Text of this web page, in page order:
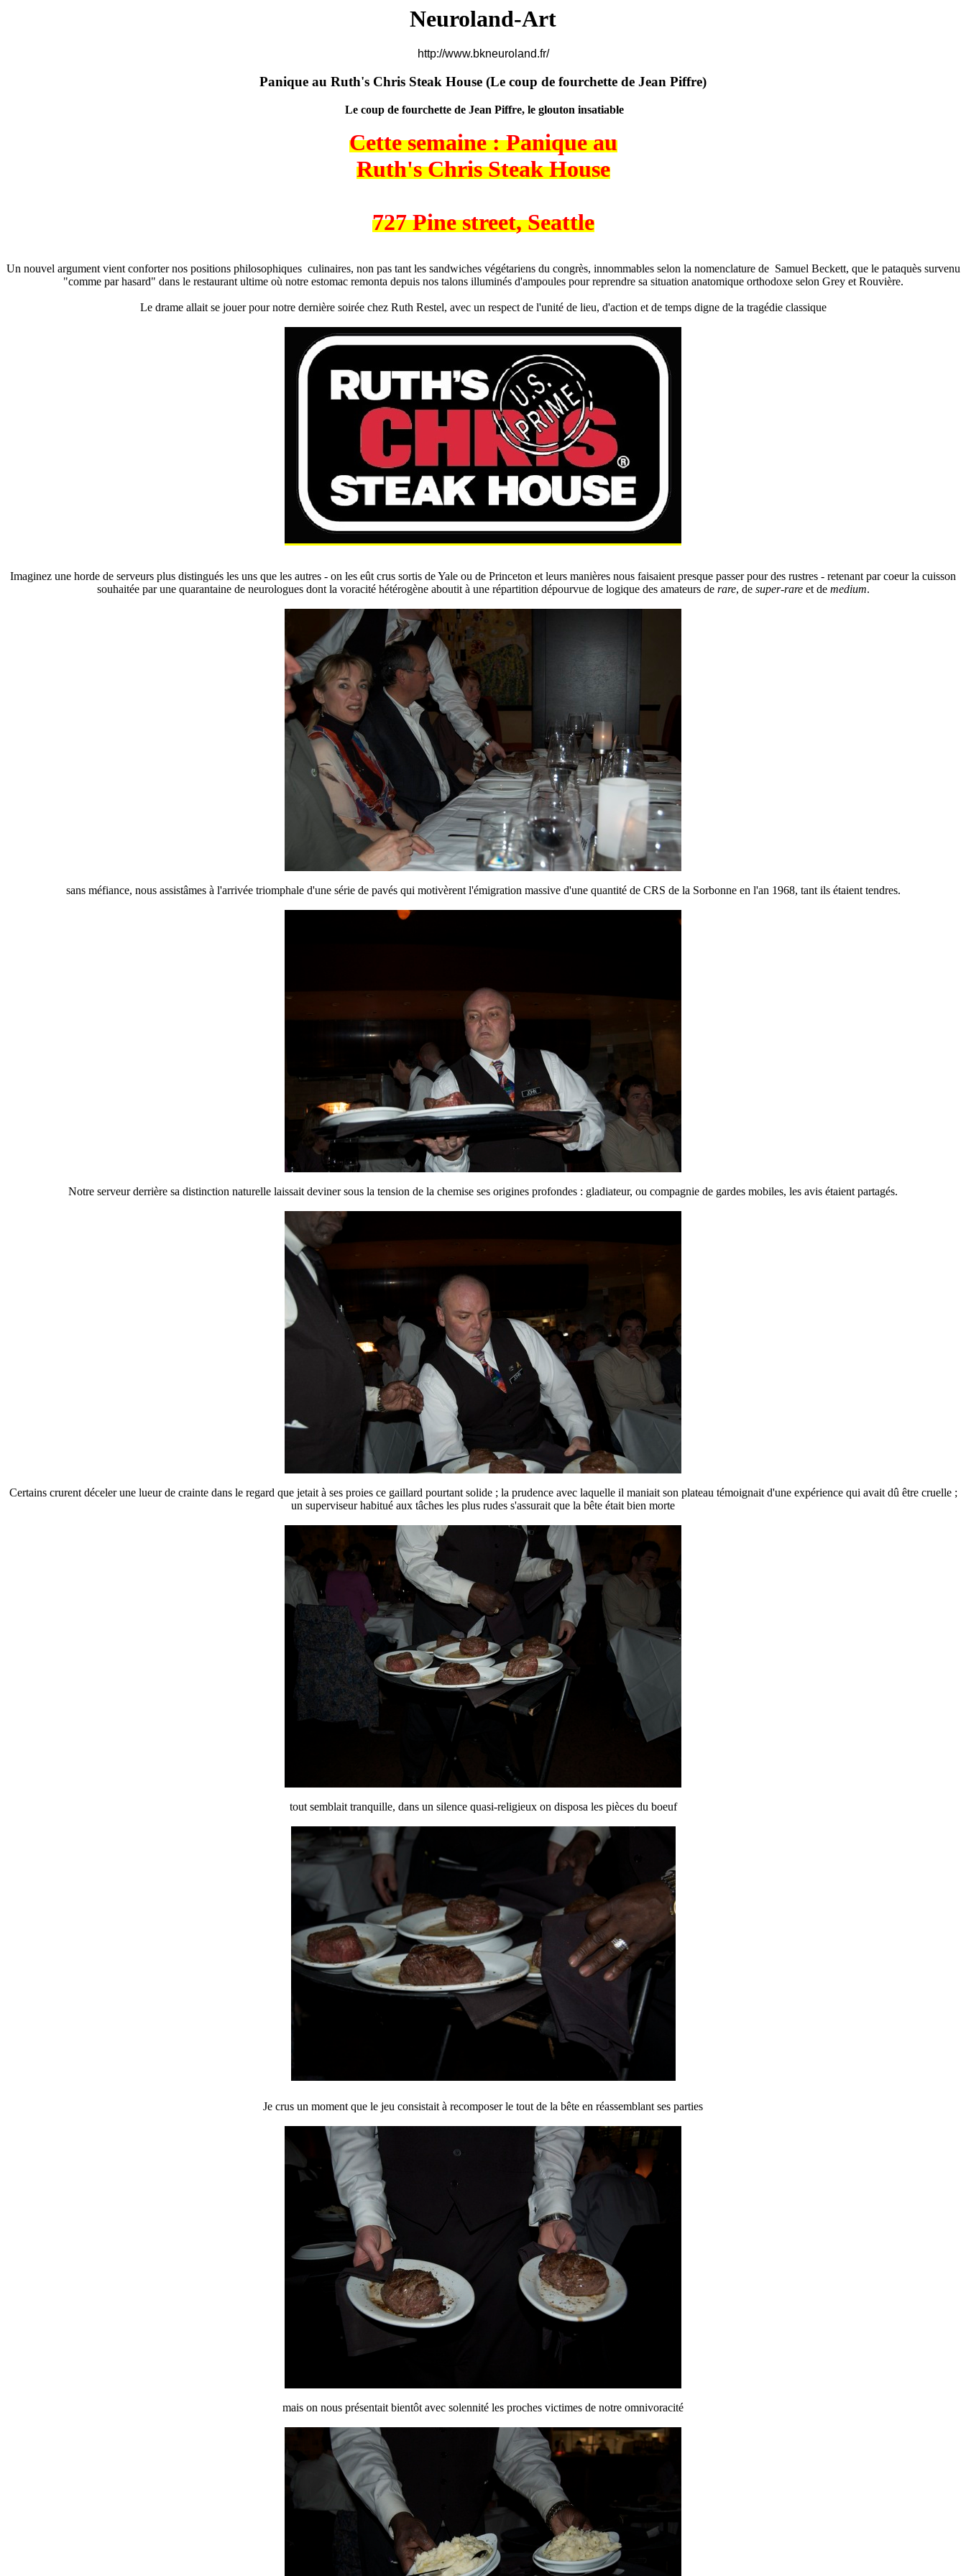
Neuroland-Art
http://www.bkneuroland.fr/
Panique au Ruth's Chris Steak House (Le coup de fourchette de Jean Piffre)
Le coup de fourchette de Jean Piffre, le glouton insatiable
Cette semaine : Panique au
Ruth's Chris Steak House
727 Pine street, Seattle
Un nouvel argument vient conforter nos positions philosophiques culinaires, non pas tant les sandwiches végétariens du congrès, innommables selon la nomenclature de Samuel Beckett, que le pataquès survenu
"comme par hasard" dans le restaurant ultime où notre estomac remonta depuis nos talons illuminés d'ampoules pour reprendre sa situation anatomique orthodoxe selon Grey et Rouvière.
Le drame allait se jouer pour notre dernière soirée chez Ruth Restel, avec un respect de l'unité de lieu, d'action et de temps digne de la tragédie classique
Imaginez une horde de serveurs plus distingués les uns que les autres - on les eût crus sortis de Yale ou de Princeton et leurs manières nous faisaient presque passer pour des rustres - retenant par coeur la cuisson
souhaitée par une quarantaine de neurologues dont la voracité hétérogène aboutit à une répartition dépourvue de logique des amateurs de rare, de super-rareet de medium.
sans méfiance, nous assistâmes à l'arrivée triomphale d'une série de pavés qui motivèrent l'émigration massive d'une quantité de CRS de la Sorbonne en l'an 1968, tant ils étaient tendres.
Notre serveur derrière sa distinction naturelle laissait deviner sous la tension de la chemise ses origines profondes : gladiateur, ou compagnie de gardes mobiles, les avis étaient partagés.
Certains crurent déceler une lueur de crainte dans le regard que jetait à ses proies ce gaillard pourtant solide ; la prudence avec laquelle il maniait son plateau témoignait d'une expérience qui avait dû être cruelle;
un superviseur habitué aux tâches les plus rudes s'assurait que la bête était bien morte
tout semblait tranquille, dans un silence quasi-religieux on disposa les pièces du boeuf
Je crus un moment que le jeu consistait à recomposer le tout de la bête en réassemblant ses parties
mais on nous présentait bientôt avec solennité les proches victimes de notre omnivoracité